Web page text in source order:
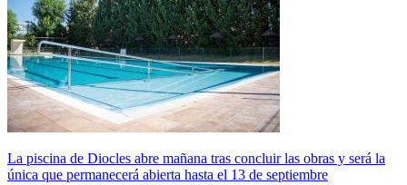
La piscina de Diocles abre mañana tras concluir las obras y será la
única que permanecerá abierta hasta el 13 de septiembre